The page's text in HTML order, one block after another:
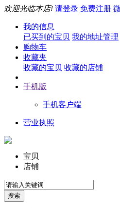
欢迎光临本店! 请登录 免费注册
我的信息
已买到的宝贝 我的地址管理
购物车
收藏夹
收藏的宝贝 收藏的店铺
手机版
手机客户端
营业执照
宝贝
店铺